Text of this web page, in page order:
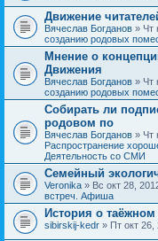
Движение
Вячеслав Богданов » Чт
созданию родовых
Мнение о
Движения
Вячеслав Богданов » Чт
созданию родовых
Собирать ли
родовом по
Вячеслав Богданов » Чт
Распространение
Деятельность со СМИ
Семейный
Veronika » Вс окт 28,
встреч. Афиша
История о
sibirskij-kedr » Пт окт